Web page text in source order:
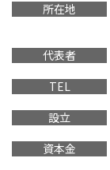
所在地
代表者
TEL
設立
資本金